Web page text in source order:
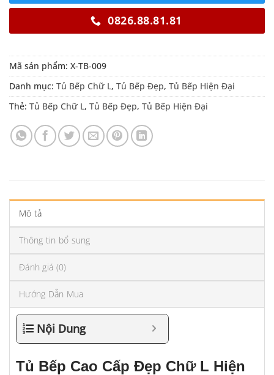
0826.88.81.81
Mã sản phẩm: X-TB-009
Danh mục: Tủ Bếp Chữ L, Tủ Bếp Đẹp, Tủ Bếp Hiện Đại
Thẻ: Tủ Bếp Chữ L, Tủ Bếp Đẹp, Tủ Bếp Hiện Đại
Mô tả
Thông tin bổ sung
Đánh giá (0)
Hướng Dẫn Mua
Nội Dung
Tủ Bếp Cao Cấp Đẹp Chữ L Hiện